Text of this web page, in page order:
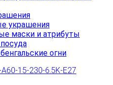
украшения
маски и атрибуты
огни